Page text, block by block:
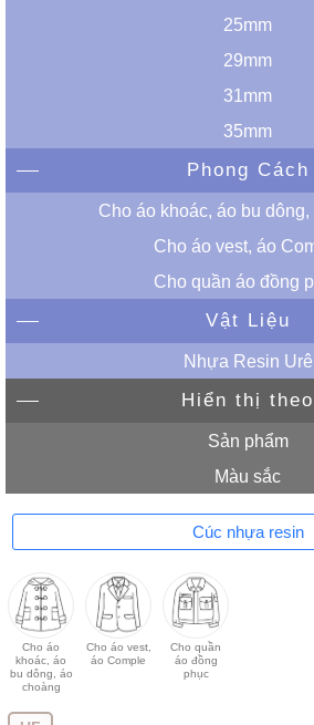
25mm
29mm
31mm
35mm
Phong Cách
Cho áo khoác, áo bu
Cho áo vest, áo
Cho quần áo đồng
Vật Liệu
Nhựa Resin Urê
Hiển thị theo
Sản phẩm
Màu sắc
Cúc nhựa resin
Cho áo
khoác, áo
bu dông, áo
choàng
Cho áo vest,
áo Comple
Cho quần
áo đồng
phục